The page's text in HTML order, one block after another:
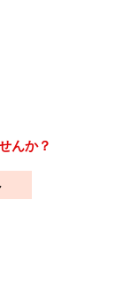
んか？